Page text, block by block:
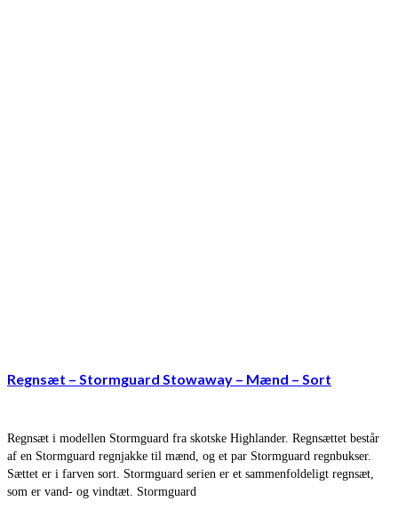
Regnsæt – Stormguard Stowaway – Mænd – Sort
Regnsæt i modellen Stormguard fra skotske Highlander. Regnsættet består
af en Stormguard regnjakke til mænd, og et par Stormguard regnbukser.
Sættet er i farven sort. Stormguard serien er et sammenfoldeligt regnsæt,
som er vand- og vindtæt. Stormguard